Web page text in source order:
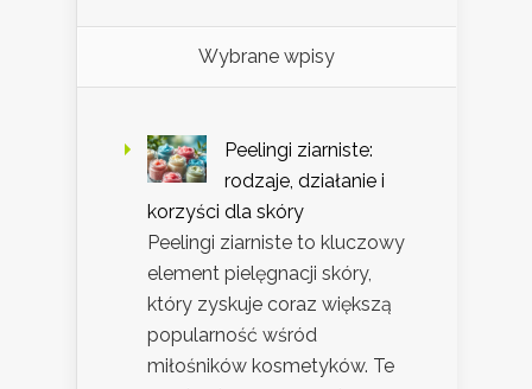
Wybrane wpisy
Peelingi ziarniste:
rodzaje, działanie i
korzyści dla skóry
Peelingi ziarniste to kluczowy
element pielęgnacji skóry,
który zyskuje coraz większą
popularność wśród
miłośników kosmetyków. Te